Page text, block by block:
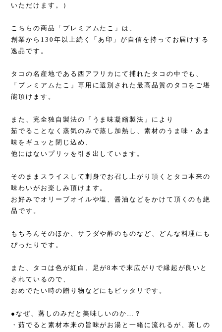
いただけます。）
こちらの商品「プレミアムたこ」は、
創業から130年以上続く「あ印」が自信を持ってお届けする
逸品です。
タコの名産地である西アフリカにて捕れたタコの中でも、
「プレミアムたこ」専用に選別された最高品質のタコをご堪
能頂けます。
また、完全独自製法の「うま味凝縮製法」により
茹でることなく蒸気のみで蒸し加熱し、素材のうま味・あま
味をギュッと閉じ込め、
他にはないプリッを引き出しています。
そのままスライスして刺身でお召し上がり頂くとタコ本来の
味わいがお楽しみ頂けます。
お好みでオリーブオイルや塩、醤油などをかけて頂くのも絶
品です。
もちろんそのほか、サラダや酢のものなど、どんな料理にも
ぴったりです。
また、タコは色が紅白、足が8本で末広がりで縁起が良いと
されているので、
おめでたい時の贈り物などにもピッタリです。
●なぜ、蒸しのみだと美味しいのか…？
・茹でると素材本来の旨味がお湯と一緒に流れるが、蒸しの